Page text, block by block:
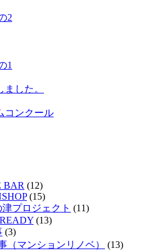
2
1
した。
コンクール
BAR (12)
(15)
津プロジェクト (11)
(13)
(3)
（マンションリノベ）
(13)